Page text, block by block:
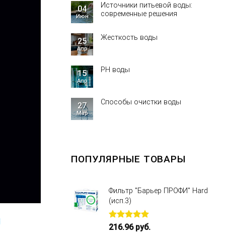
04
Июн
Источники питьевой воды:
современные решения
25
Апр
Жесткость воды
15
Апр
PH воды
27
Мар
Способы очистки воды
ПОПУЛЯРНЫЕ ТОВАРЫ
Фильтр "Барьер ПРОФИ" Hard
(исп.3)
Оценка
из 5
216.96руб.